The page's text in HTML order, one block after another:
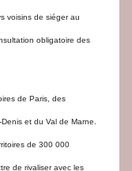
voisins de siéger au
obligatoire des
de Paris, des
et du Val de Marne.
de 300 000
de rivaliser avec les